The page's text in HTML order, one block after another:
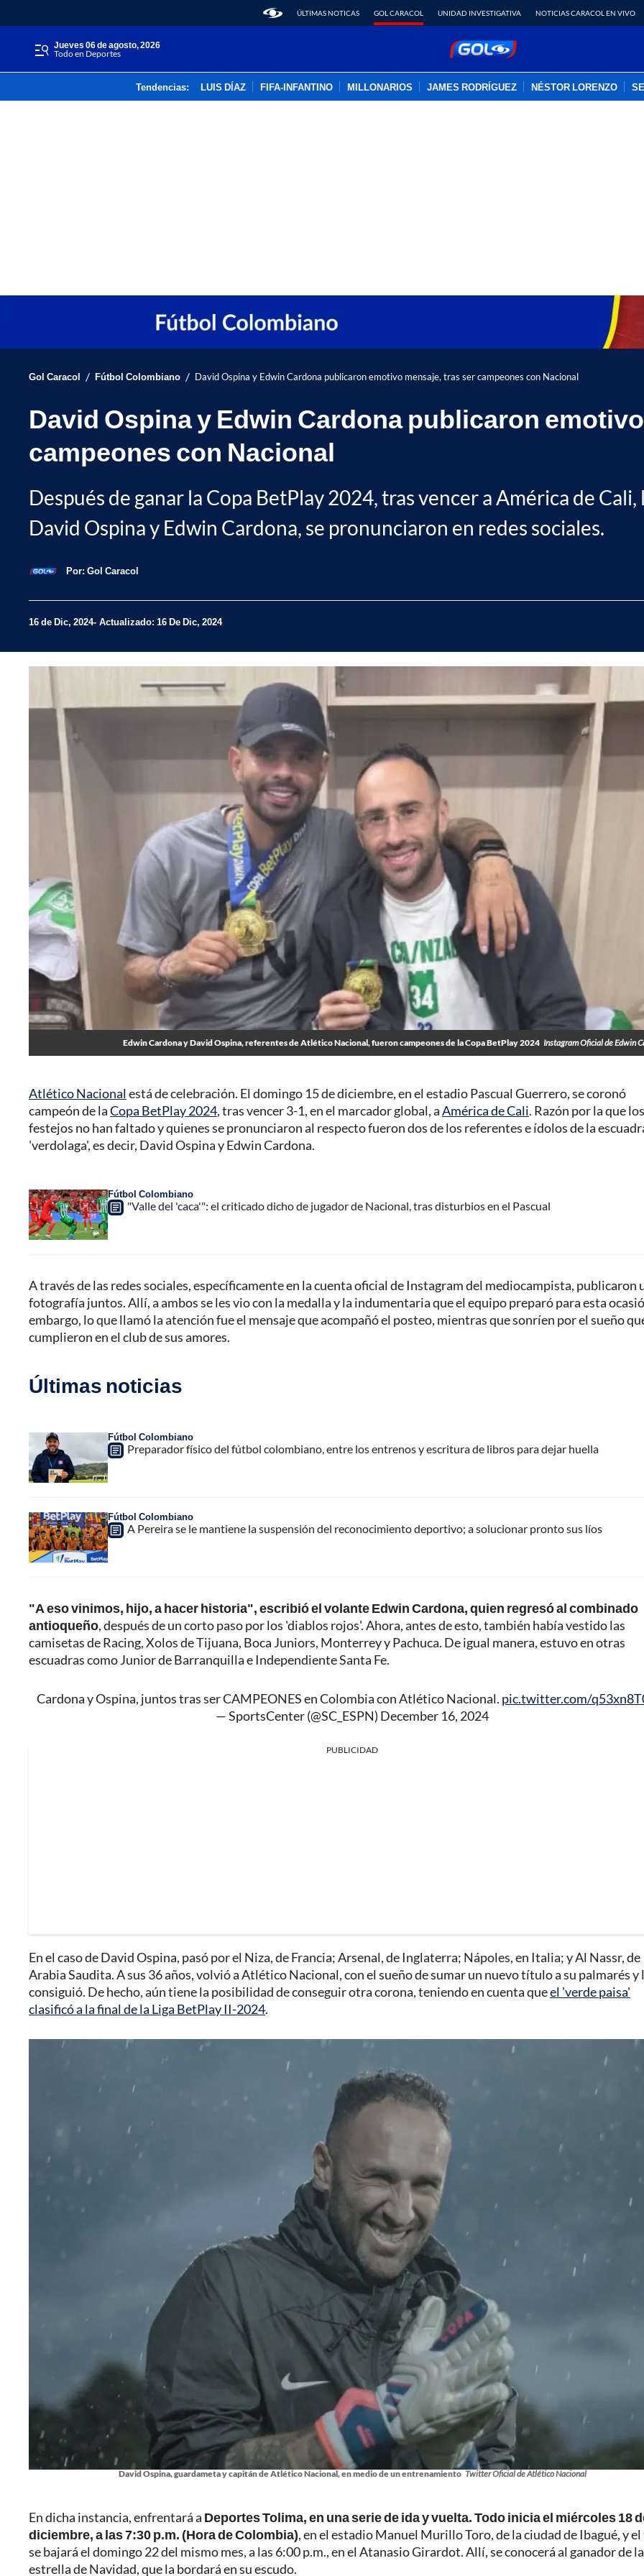
ÚLTIMAS NOTICAS GOL CARACOL UNIDAD INVESTIGATIVA NOTICIAS CARACOL EN VIVO
jueves 06 de agosto, 2026
Todo en Deportes
Tendencias: LUIS DÍAZ FIFA-INFANTINO MILLONARIOS JAMES RODRÍGUEZ NÉSTOR LORENZO
Gol Caracol / Fútbol Colombiano / David Ospina y Edwin Cardona publicaron emotivo mensaje, tras ser campeones con Nacional
David Ospina y Edwin Cardona publicaron
campeones con Nacional
Después de ganar la Copa BetPlay 2024, tras vencer a América de
David Ospina y Edwin Cardona, se pronunciaron en redes sociales.
Por: Gol Caracol
16 de Dic, 2024 Actualizado: 16 De Dic, 2024
Edwin Cardona y David Ospina, referentes de Atlético Nacional, fueron campeones de la Copa BetPlay 2024 Instagram Oficial de Edwin
Atlético Nacionalestá de celebración. El domingo 15 de diciembre, en el estadio Pascual Guerrero, se coronó
campeón de laCopa BetPlay 2024, tras vencer 3-1, en el marcador global, aAmérica de Cali. Razón por la que los
festejos no han faltado y quienes se pronunciaron al respecto fueron dos de los referentes e ídolos de la
'verdolaga', es decir, David Ospina y Edwin Cardona.
Fútbol Colombiano
"Valle del 'caca'": el criticado dicho de jugador de Nacional, tras disturbios en el Pascual
A través de las redes sociales, específicamente en la cuenta oficial de Instagram del mediocampista, publicaron
fotografía juntos. Allí, a ambos se les vio con la medalla y la indumentaria que el equipo preparó para esta
embargo, lo que llamó la atención fue el mensaje que acompañó el posteo, mientras que sonríen por el sueño
cumplieron en el club de sus amores.
Últimas noticias
Fútbol Colombiano
Preparador físico del fútbol colombiano, entre los entrenos y escritura de libros para dejar huella
Fútbol Colombiano
A Pereira se le mantiene la suspensión del reconocimiento deportivo; a solucionar pronto sus líos
"A eso vinimos, hijo, a hacer historia", escribió el volante Edwin Cardona, quien regresó al combinado
antioqueño, después de un corto paso por los 'diablos rojos'. Ahora, antes de esto, también había vestido las
camisetas de Racing, Xolos de Tijuana, Boca Juniors, Monterrey y Pachuca. De igual manera, estuvo en otras
escuadras como Junior de Barranquilla e Independiente Santa Fe.
Cardona y Ospina, juntos tras ser CAMPEONES en Colombia con Atlético Nacional. pic.twitter.com/
— SportsCenter (@SC_ESPN) December 16, 2024
PUBLICIDAD
En el caso de David Ospina, pasó por el Niza, de Francia; Arsenal, de Inglaterra; Nápoles, en Italia; y Al Nassr, de
Arabia Saudita. A sus 36 años, volvió a Atlético Nacional, con el sueño de sumar un nuevo título a su palmarés y
consiguió. De hecho, aún tiene la posibilidad de conseguir otra corona, teniendo en cuenta queel 'verde paisa'
clasificó a la final de la Liga BetPlay II-2024.
David Ospina, guardameta y capitán de Atlético Nacional, en medio de un entrenamiento Twitter Oficial de Atlético Nacional
En dicha instancia, enfrentará a Deportes Tolima, en una serie de ida y vuelta. Todo inicia el miércoles 18
diciembre, a las 7:30 p.m. (Hora de Colombia), en el estadio Manuel Murillo Toro, de la ciudad de Ibagué, y
se bajará el domingo 22 del mismo mes, a las 6:00 p.m., en el Atanasio Girardot. Allí, se conocerá al ganador de la
estrella de Navidad, que la bordará en su escudo.